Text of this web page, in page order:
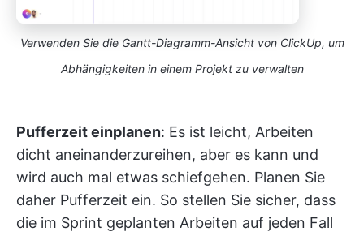
Verwenden Sie die Gantt-Diagramm-Ansicht von ClickUp, um
Abhängigkeiten in einem Projekt zu verwalten
Pufferzeit einplanen: Es ist leicht, Arbeiten
dicht aneinanderzureihen, aber es kann und
wird auch mal etwas schiefgehen. Planen Sie
daher Pufferzeit ein. So stellen Sie sicher, dass
die im Sprint geplanten Arbeiten auf jeden Fall